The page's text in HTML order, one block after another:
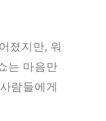
졌지만, 워
는 마음만
람들에게